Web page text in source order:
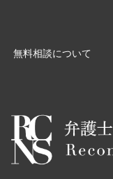
無料相談について